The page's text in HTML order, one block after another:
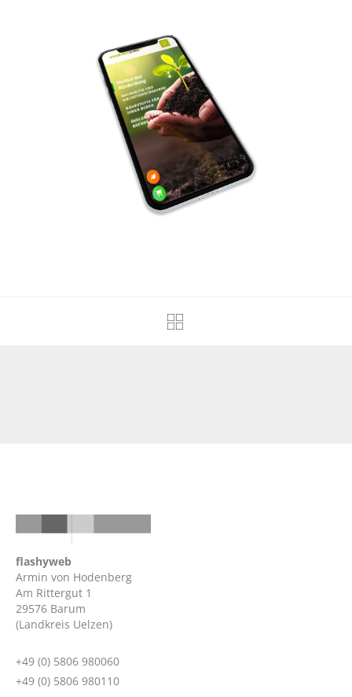
flashyweb
Armin von Hodenberg
Am Rittergut 1
29576 Barum
(Landkreis Uelzen)
+49 (0) 5806 980060
+49 (0) 5806 980110